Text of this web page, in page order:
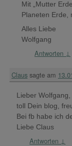
Mit „Mutter
Planeten Erde,
Alles Liebe
Wolfgang
Antworten ↓
Claus sagte am
Lieber Wolfgang,
toll Dein blog,
Bei fb habe ich
Liebe Claus
Antworten ↓